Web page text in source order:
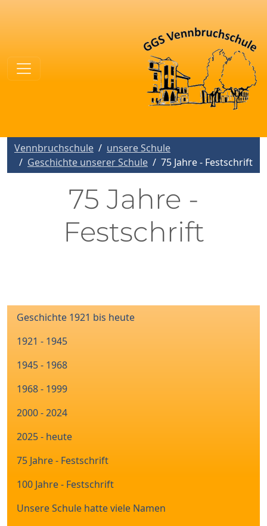
Vennbruchschule
unsere Schule
Geschichte unserer Schule
75 Jahre - Festschrift
75 Jahre -
Festschrift
Geschichte 1921 bis heute
1921 - 1945
1945 - 1968
1968 - 1999
2000 - 2024
2025 - heute
75 Jahre - Festschrift
100 Jahre - Festschrift
Unsere Schule hatte viele Namen